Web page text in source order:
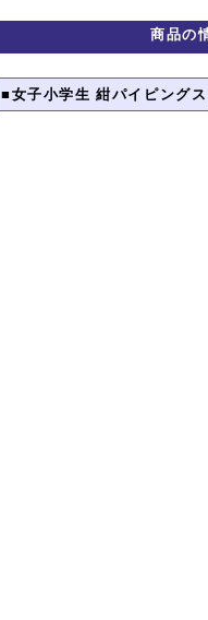
商品の
■女子小学生 紺パイピング